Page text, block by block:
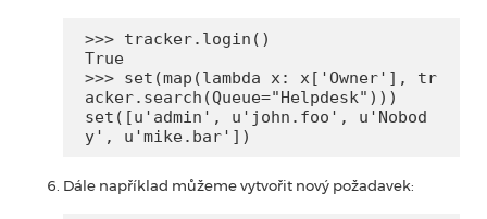
>>> tracker.login()
True
>>> set(map(lambda x: x['Owner'], tr
acker.search(Queue="Helpdesk")))
set([u'admin', u'john.foo', u'Nobod
y', u'mike.bar'])
Dále například můžeme vytvořit nový požadavek: